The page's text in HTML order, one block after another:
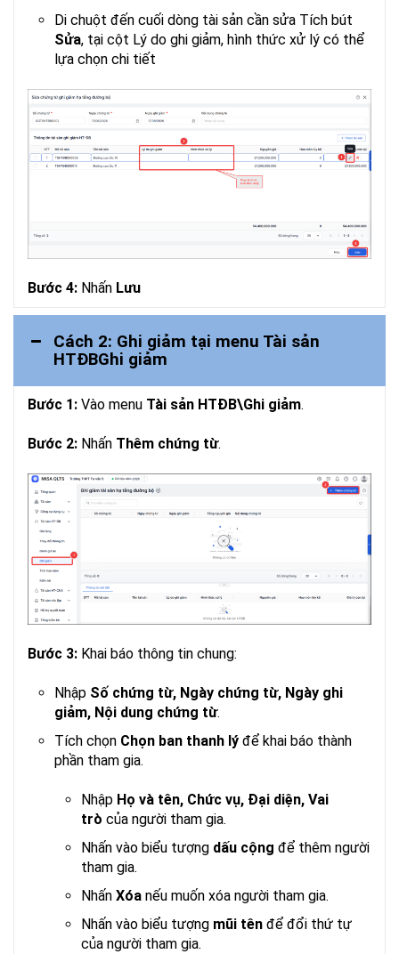
Di chuột đến cuối dòng tài sản cần sửa Tích bút
Sửa, tại cột Lý do ghi giảm, hình thức xử lý có thể
lựa chọn chi tiết
Bước 4: Nhấn Lưu
Cách 2: Ghi giảm tại menu Tài sản
HTĐBGhi giảm
Bước 1: Vào menu Tài sản HTĐB\Ghi giảm.
Bước 2: Nhấn Thêm chứng từ.
Bước 3: Khai báo thông tin chung:
Nhập Số chứng từ, Ngày chứng từ, Ngày ghi
giảm, Nội dung chứng từ.
Tích chọn Chọn ban thanh lý để khai báo thành
phần tham gia.
Nhập Họ và tên, Chức vụ, Đại diện, Vai
trò của người tham gia.
Nhấn vào biểu tượng dấu cộng để thêm người
tham gia.
Nhấn Xóa nếu muốn xóa người tham gia.
Nhấn vào biểu tượng mũi tên để đổi thứ tự
của người tham gia.